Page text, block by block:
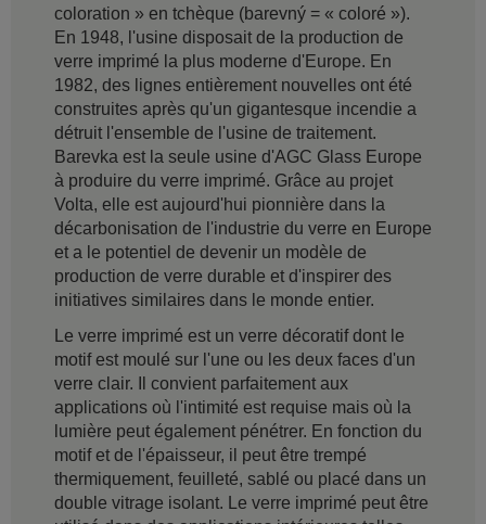
coloration » en tchèque (barevný = « coloré »).
En 1948, l'usine disposait de la production de
verre imprimé la plus moderne d'Europe. En
1982, des lignes entièrement nouvelles ont été
construites après qu'un gigantesque incendie a
détruit l'ensemble de l'usine de traitement.
Barevka est la seule usine d'AGC Glass Europe
à produire du verre imprimé. Grâce au projet
Volta, elle est aujourd'hui pionnière dans la
décarbonisation de l'industrie du verre en Europe
et a le potentiel de devenir un modèle de
production de verre durable et d'inspirer des
initiatives similaires dans le monde entier.
Le verre imprimé est un verre décoratif dont le
motif est moulé sur l'une ou les deux faces d'un
verre clair. Il convient parfaitement aux
applications où l'intimité est requise mais où la
lumière peut également pénétrer. En fonction du
motif et de l'épaisseur, il peut être trempé
thermiquement, feuilleté, sablé ou placé dans un
double vitrage isolant. Le verre imprimé peut être